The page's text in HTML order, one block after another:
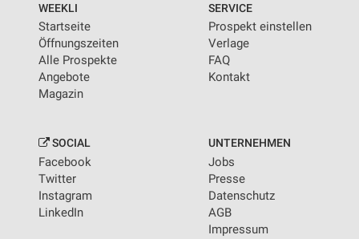
WEEKLI
Startseite
Öffnungszeiten
Alle Prospekte
Angebote
Magazin
SERVICE
Prospekt einstellen
Verlage
FAQ
Kontakt
SOCIAL
Facebook
Twitter
Instagram
LinkedIn
UNTERNEHMEN
Jobs
Presse
Datenschutz
AGB
Impressum
Erstellung von Profilen für personalisierte
Werbung
Verwendung von Profilen zur Auswahl
personalisierter Werbung
Verwendung von Profilen zur Auswahl
personalisierter Inhalte
Messung der Werbeleistung